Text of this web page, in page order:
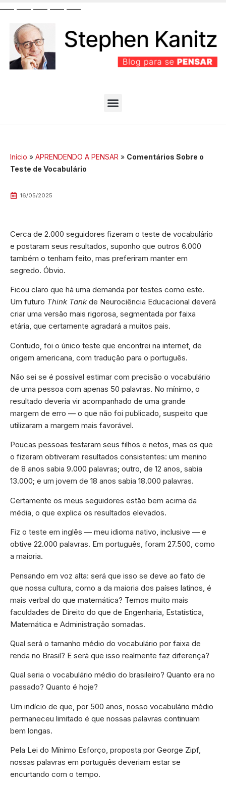
Início » APRENDENDO A PENSAR » Comentários Sobre o
Teste de Vocabulário
16/05/2025
Cerca de 2.000 seguidores fizeram o teste de vocabulário
e postaram seus resultados, suponho que outros 6.000
também o tenham feito, mas preferiram manter em
segredo. Óbvio.
Ficou claro que há uma demanda por testes como este.
Um futuro Think Tank de Neurociência Educacional deverá
criar uma versão mais rigorosa, segmentada por faixa
etária, que certamente agradará a muitos pais.
Contudo, foi o único teste que encontrei na internet, de
origem americana, com tradução para o português.
Não sei se é possível estimar com precisão o vocabulário
de uma pessoa com apenas 50 palavras. No mínimo, o
resultado deveria vir acompanhado de uma grande
margem de erro — o que não foi publicado, suspeito que
utilizaram a margem mais favorável.
Poucas pessoas testaram seus filhos e netos, mas os que
o fizeram obtiveram resultados consistentes: um menino
de 8 anos sabia 9.000 palavras; outro, de 12 anos, sabia
13.000; e um jovem de 18 anos sabia 18.000 palavras.
Certamente os meus seguidores estão bem acima da
média, o que explica os resultados elevados.
Fiz o teste em inglês — meu idioma nativo, inclusive — e
obtive 22.000 palavras. Em português, foram 27.500, como
a maioria.
Pensando em voz alta: será que isso se deve ao fato de
que nossa cultura, como a da maioria dos países latinos, é
mais verbal do que matemática? Temos muito mais
faculdades de Direito do que de Engenharia, Estatística,
Matemática e Administração somadas.
Qual será o tamanho médio do vocabulário por faixa de
renda no Brasil? E será que isso realmente faz diferença?
Qual seria o vocabulário médio do brasileiro? Quanto era no
passado? Quanto é hoje?
Um indício de que, por 500 anos, nosso vocabulário médio
permaneceu limitado é que nossas palavras continuam
bem longas.
Pela Lei do Mínimo Esforço, proposta por George Zipf,
nossas palavras em português deveriam estar se
encurtando com o tempo.